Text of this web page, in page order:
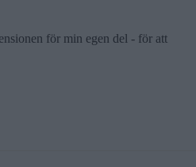
för min egen del - för att